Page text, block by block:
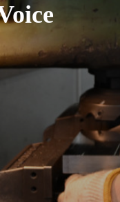
Sales of Vari